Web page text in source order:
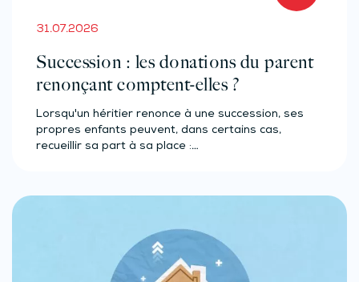
31.07.2026
Succession : les donations du parent
renonçant comptent-elles ?
Lorsqu'un héritier renonce à une succession, ses
propres enfants peuvent, dans certains cas,
recueillir sa part à sa place :…